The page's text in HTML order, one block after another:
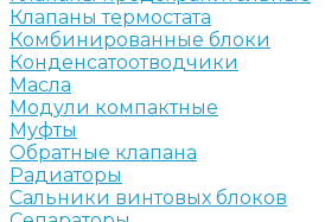
Клапаны термостата
Комбинированные блоки
Конденсатоотводчики
Масла
Модули компактные
Муфты
Обратные клапана
Радиаторы
Сальники винтовых блоков